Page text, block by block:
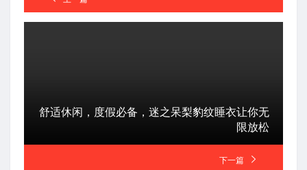
舒适休闲，度假必备，迷之呆梨豹纹睡衣让你无
限放松
下一篇